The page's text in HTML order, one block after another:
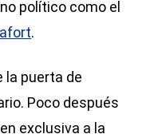
político como el
.
la puerta de
Poco después
exclusiva a la